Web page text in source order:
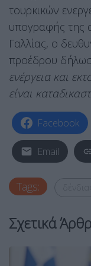
τουρκικών
υπογραφής της
Γαλλίας, ο
προέδρου
ενέργεια και
είναι
Facebook
Email
Tags:
Σχετικά